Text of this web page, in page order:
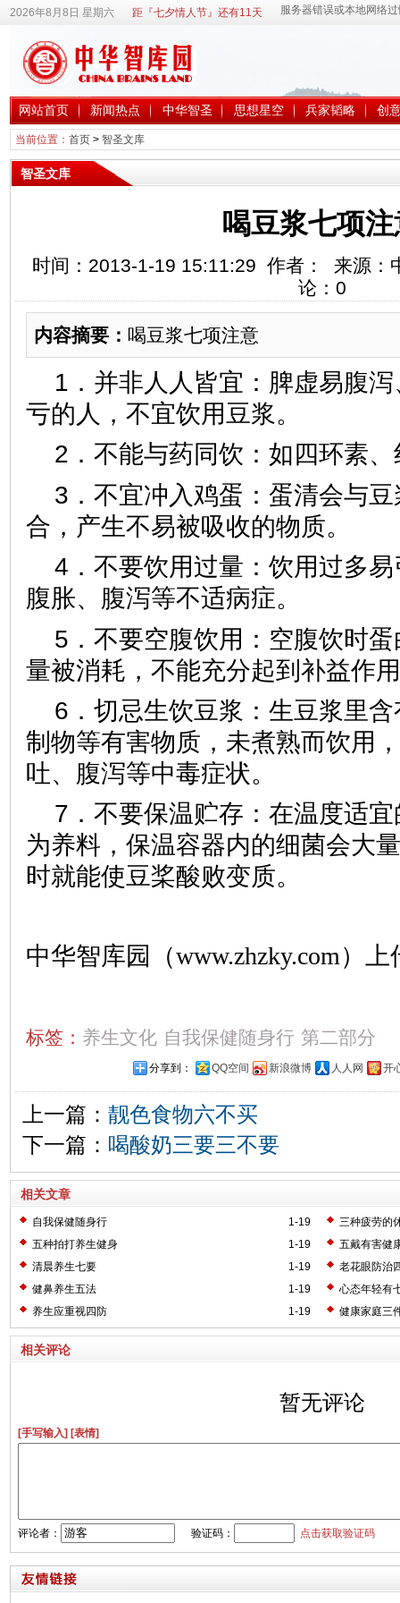
2026年8月8日 星期六 距『七夕情人节』还有11天
网站首页 新闻热点 中华智圣 思想星空 兵家韬略 创
当前位置： 首页> 智圣文库
智圣文库
喝豆浆七项注
时间：2013-1-19 15:11:29 作者： 来源：
论： 0
内容摘要： 喝豆浆七项注意
1．并非人人皆宜：脾虚易腹
亏的人，不宜饮用豆浆。
2．不能与药同饮：如四环素
3．不宜冲入鸡蛋：蛋清会与
合，产生不易被吸收的物质。
4．不要饮用过量：饮用过多
腹胀、腹泻等不适病症。
5．不要空腹饮用：空腹饮时
量被消耗，不能充分起到补益作
6．切忌生饮豆浆：生豆浆里
制物等有害物质，未煮熟而饮用
吐、腹泻等中毒症状。
7．不要保温贮存：在温度适
为养料，保温容器内的细菌会大
时就能使豆桨酸败变质。
中华智库园（www.zhzky.com）上
标签： 养生文化 自我保健随身行 第二部分
分享到： QQ空间 新浪微博 人人网 开
上一篇： 靓色食物六不买
下一篇： 喝酸奶三要三不要
相关文章
1-19
自我保健随身行
三种疲劳的
1-19
五种拍打养生健身
五戴有害健
1-19
清晨养生七要
老花眼防治
1-19
健鼻养生五法
心态年轻有
1-19
养生应重视四防 健康家庭三
相关评论
暂无评论
[手写输入] [表情]
评论者： 验证码： 点击获取验证码